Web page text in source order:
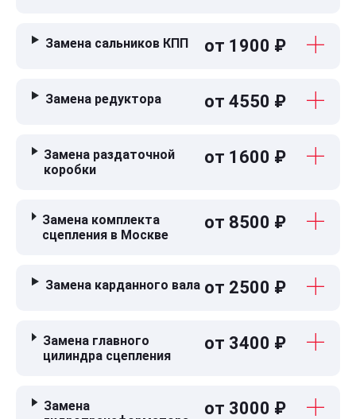
Замена сальников КПП от 1900 ₽
Замена редуктора от 4550 ₽
Замена раздаточной
коробки
от 1600 ₽
Замена комплекта
сцепления в Москве
от 8500 ₽
Замена карданного вала от 2500 ₽
Замена главного
цилиндра сцепления
от 3400 ₽
Замена
от 3000 ₽